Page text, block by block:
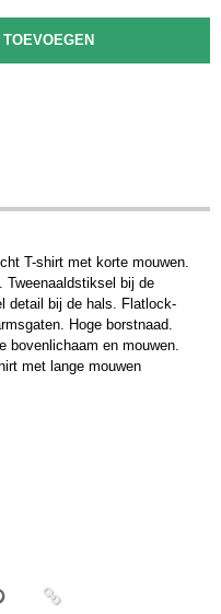
T-shirt met korte mouwen.
Tweenaaldstiksel bij de
detail bij de hals. Flatlock-
Hoge borstnaad.
bovenlichaam en mouwen.
met lange mouwen